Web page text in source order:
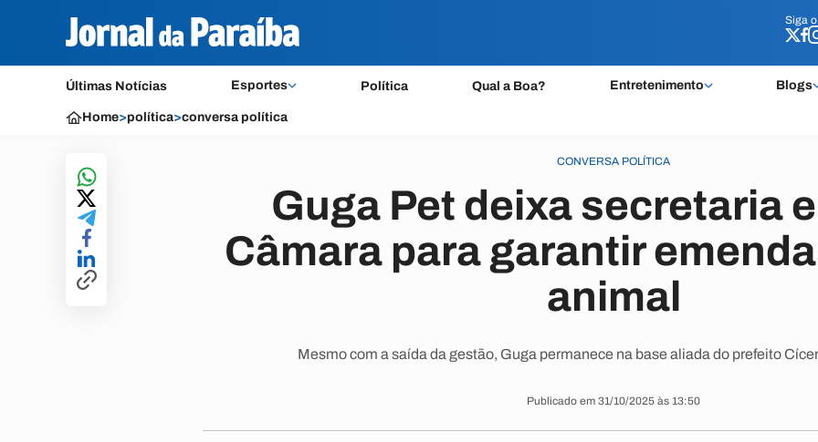
Siga o
Últimas Notícias Esportes Política Qual a Boa? Entretenimento Blogs
Siga o
Home>política>conversa política
CONVERSA POLÍTICA
Guga Pet deixa secretaria
Câmara para garantir
animal
Mesmo com a saída da gestão, Guga permanece na base aliada do prefeito
Publicado em 31/10/2025 às 13:50